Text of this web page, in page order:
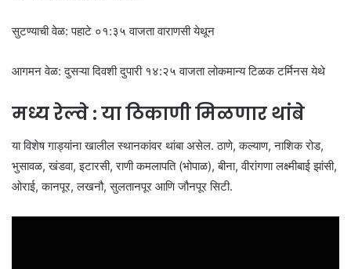
सुटण्याची वेळ: पहाटे ०१:३५ वाजता वाराणसी येथून
आगमन वेळ: दुसऱ्या दिवशी दुपारी १४:२५ वाजता लोकमान्य टिळक टर्मिनस येथे
मध्य रेल्वे : या ठिकाणी मिळणार थांबे
या विशेष गाड्यांना खालील स्थानकांवर थांबा असेल. ठाणे, कल्याण, नाशिक रोड,
भुसावळ, खंडवा, इटारसी, राणी कमलापति (भोपाळ), बीना, वीरांगणा लक्ष्मीबाई झांसी,
ओराई, कानपूर, लखनौ, सुलतानपूर आणि जौनपूर सिटी.